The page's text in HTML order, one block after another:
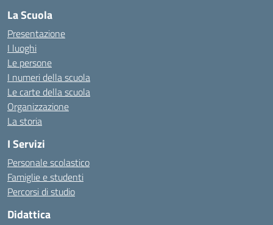
La Scuola
Presentazione
I luoghi
Le persone
I numeri della scuola
Le carte della scuola
Organizzazione
La storia
I Servizi
Personale scolastico
Famiglie e studenti
Percorsi di studio
Didattica